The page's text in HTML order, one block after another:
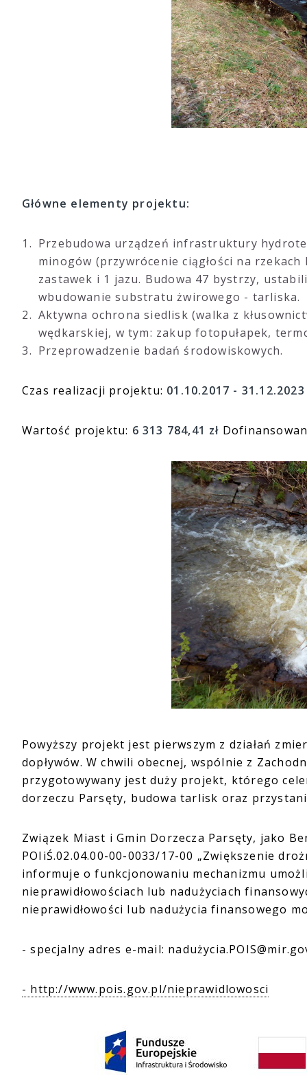
Główne elementy projektu:
Przebudowa urządzeń infrastruktury
minogów (przywrócenie ciągłości na
zastawek i 1 jazu. Budowa 47 bystrzy,
wbudowanie substratu żwirowego - tarliska.
Aktywna ochrona siedlisk (walka z
wędkarskiej, w tym: zakup fotopułapek,
Przeprowadzenie badań środowiskowych.
Czas realizacji projektu: 01.10.2017 - 31.12.2023
Wartość projektu: 6 313 784,41 zł
Powyższy projekt jest pierwszym z działań
dopływów. W chwili obecnej, wspólnie z
przygotowywany jest duży projekt, którego
dorzeczu Parsęty, budowa tarlisk oraz
Związek Miast i Gmin Dorzecza Parsęty, jako
POIiŚ.02.04.00-00-0033/17-00 „Zwiększenie
informuje o funkcjonowaniu mechanizmu
nieprawidłowościach lub nadużyciach
nieprawidłowości lub nadużycia finansowego
- specjalny adres e-mail:
- http://www.pois.gov.pl/nieprawidlowosci